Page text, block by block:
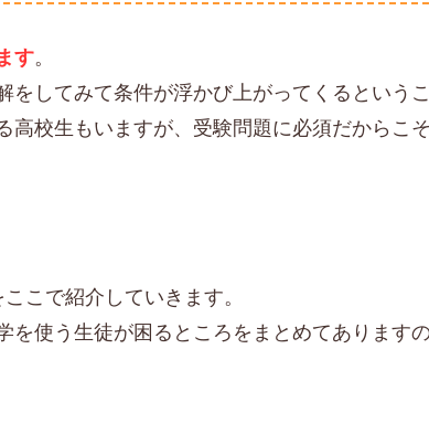
す。
してみて条件が浮かび上がってくるという
校生もいますが、受験問題に必須だからこ
こで紹介していきます。
使う生徒が困るところをまとめてあります